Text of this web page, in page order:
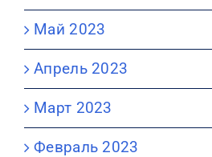
Май 2023
Апрель 2023
Март 2023
Февраль 2023